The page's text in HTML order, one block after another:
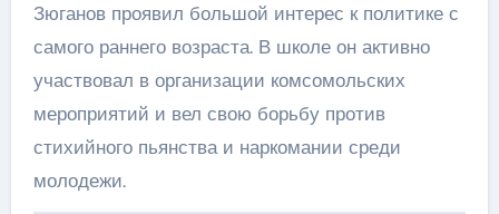
Зюганов проявил большой интерес к политике с
самого раннего возраста. В школе он активно
участвовал в организации комсомольских
мероприятий и вел свою борьбу против
стихийного пьянства и наркомании среди
молодежи.